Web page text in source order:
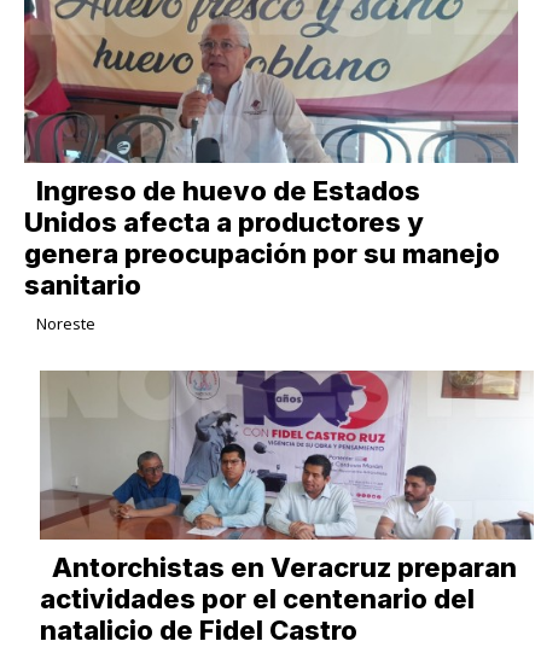
Ingreso de huevo de Estados
Unidos afecta a productores y
genera preocupación por su manejo
sanitario
Noreste
Antorchistas en Veracruz preparan
actividades por el centenario del
natalicio de Fidel Castro